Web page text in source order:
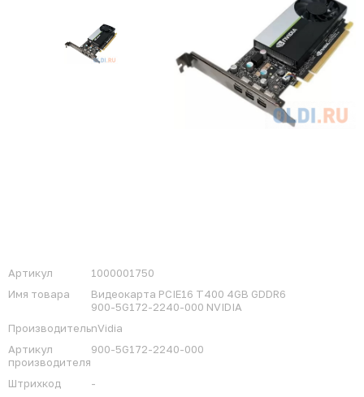
Артикул
1000001750
Имя товара
Видеокарта PCIE16 T400 4GB GDDR6
900-5G172-2240-000 NVIDIA
ПроизводительnVidia
Артикул
производителя
900-5G172-2240-000
Штрихкод
-